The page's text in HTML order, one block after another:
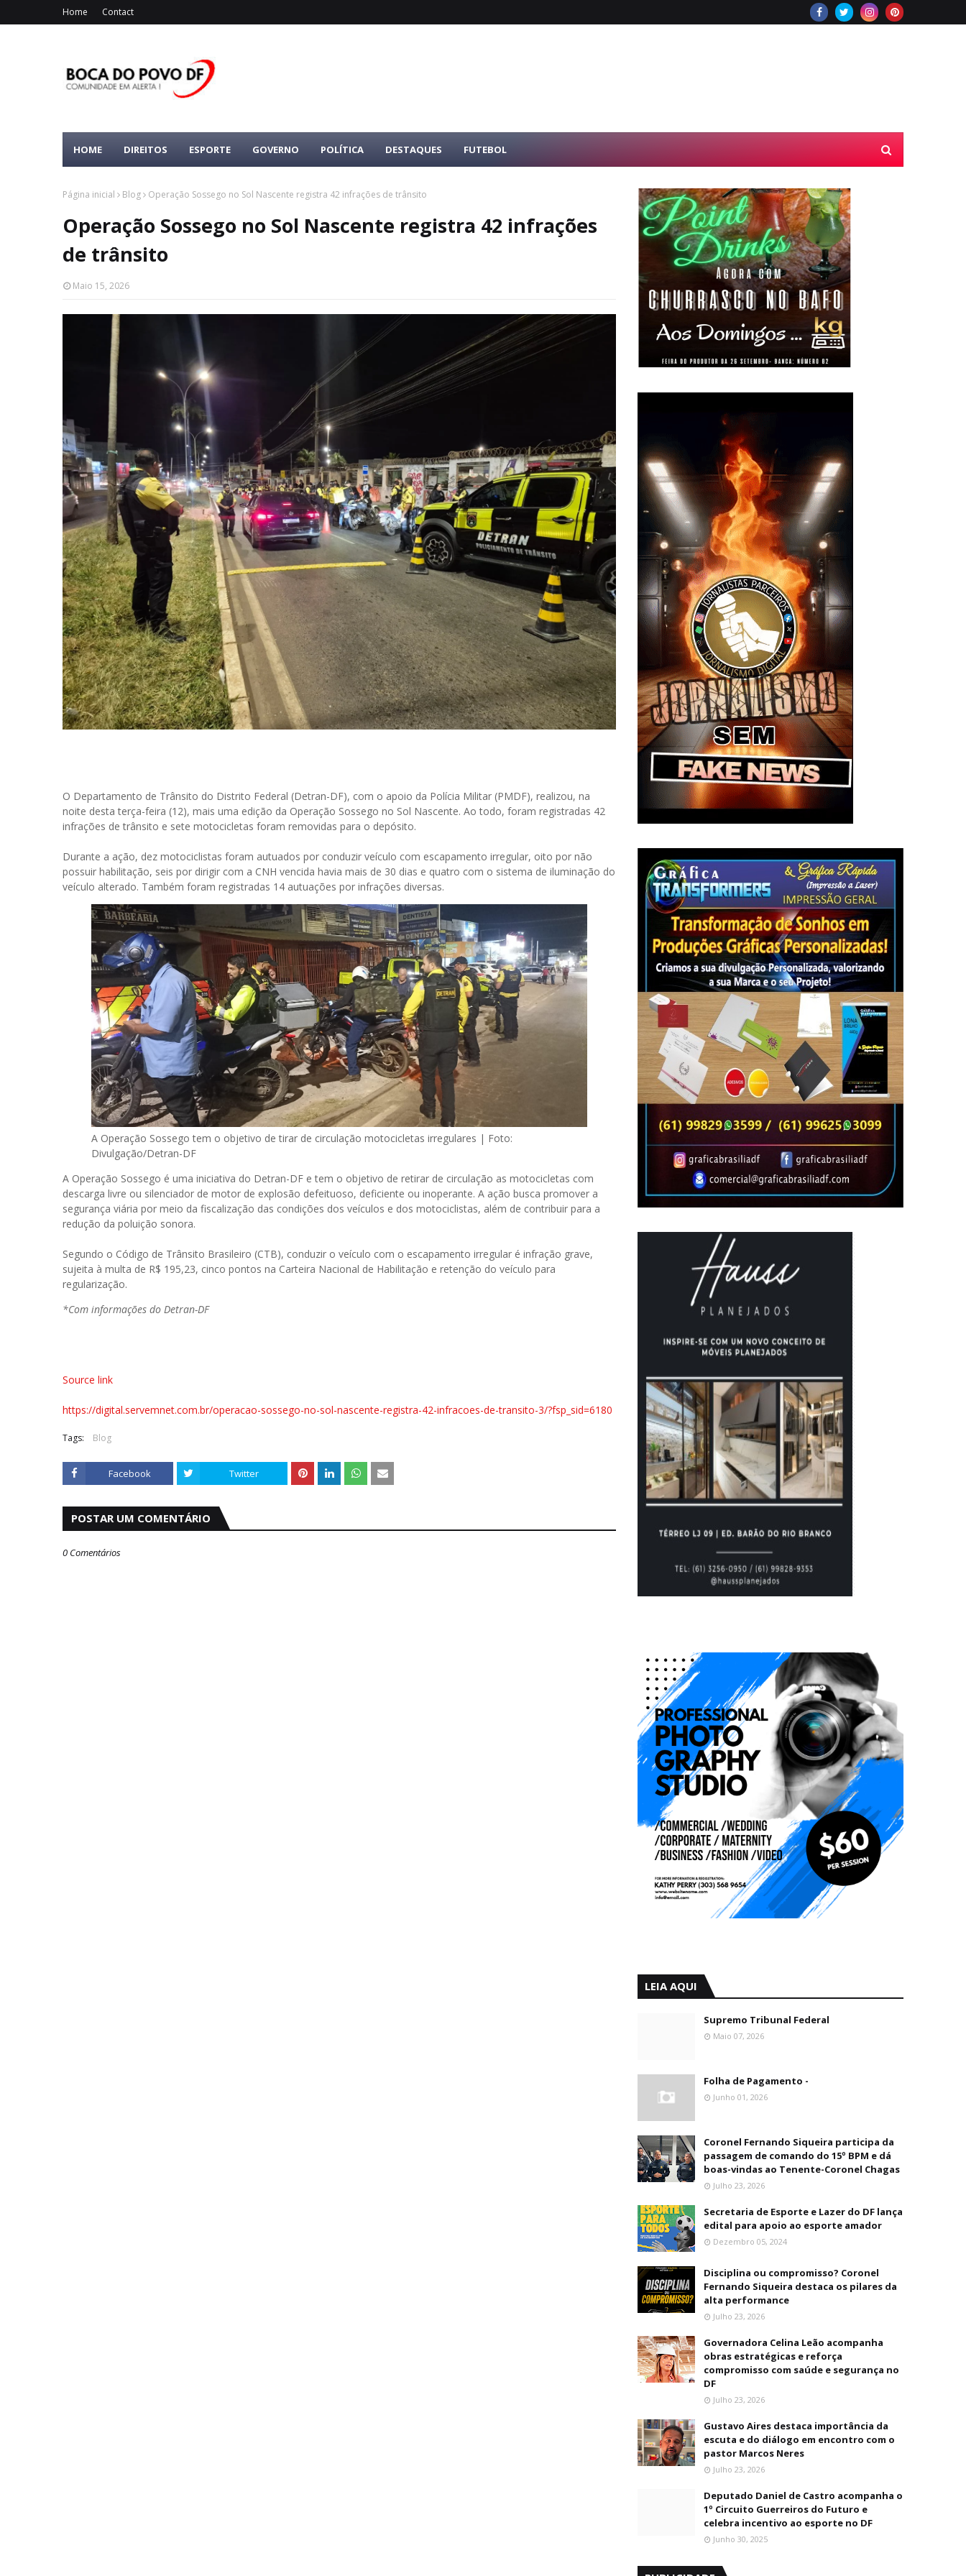
Home Contact
HOME DIREITOS ESPORTE GOVERNO POLÍTICA DESTAQUES FUTEBOL
Página inicial Blog Operação Sossego no Sol Nascente registra 42 infrações de trânsito
Operação Sossego no Sol Nascente registra 42 infrações
de trânsito
Maio 15, 2026
O Departamento de Trânsito do Distrito Federal (Detran-DF), com o apoio da Polícia Militar (PMDF), realizou, na
noite desta terça-feira (12), mais uma edição da Operação Sossego no Sol Nascente. Ao todo, foram registradas 42
infrações de trânsito e sete motocicletas foram removidas para o depósito.
Durante a ação, dez motociclistas foram autuados por conduzir veículo com escapamento irregular, oito por não
possuir habilitação, seis por dirigir com a CNH vencida havia mais de 30 dias e quatro com o sistema de iluminação do
veículo alterado. Também foram registradas 14 autuações por infrações diversas.
A Operação Sossego tem o objetivo de tirar de circulação motocicletas irregulares | Foto:
Divulgação/Detran-DF
A Operação Sossego é uma iniciativa do Detran-DF e tem o objetivo de retirar de circulação as motocicletas com
descarga livre ou silenciador de motor de explosão defeituoso, deficiente ou inoperante. A ação busca promover a
segurança viária por meio da fiscalização das condições dos veículos e dos motociclistas, além de contribuir para a
redução da poluição sonora.
Segundo o Código de Trânsito Brasileiro (CTB), conduzir o veículo com o escapamento irregular é infração grave,
sujeita à multa de R$ 195,23, cinco pontos na Carteira Nacional de Habilitação e retenção do veículo para
regularização.
*Com informações do Detran-DF
Source link
https://digital.servemnet.com.br/operacao-sossego-no-sol-nascente-registra-42-infracoes-de-transito-3/?fsp_sid=6180
Tags: Blog
Facebook Twitter
POSTAR UM COMENTÁRIO
0 Comentários
LEIA AQUI
Supremo Tribunal Federal
Maio 07, 2026
Folha de Pagamento -
Junho 01, 2026
Coronel Fernando Siqueira participa da
passagem de comando do 15º BPM e dá
boas-vindas ao Tenente-Coronel Chagas
Julho 23, 2026
Secretaria de Esporte e Lazer do DF lança
edital para apoio ao esporte amador
Dezembro 05, 2024
Disciplina ou compromisso? Coronel
Fernando Siqueira destaca os pilares da
alta performance
Julho 23, 2026
Governadora Celina Leão acompanha
obras estratégicas e reforça
compromisso com saúde e segurança no
DF
Julho 23, 2026
Gustavo Aires destaca importância da
escuta e do diálogo em encontro com o
pastor Marcos Neres
Julho 23, 2026
Deputado Daniel de Castro acompanha o
1º Circuito Guerreiros do Futuro e
celebra incentivo ao esporte no DF
Junho 30, 2025